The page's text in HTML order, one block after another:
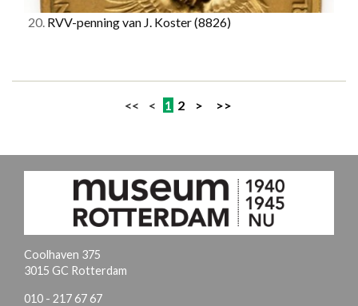
20. RVV-penning van J. Koster(8826)
<< < 1 2 > >>
Coolhaven 375
3015 GC Rotterdam
010 - 217 67 67